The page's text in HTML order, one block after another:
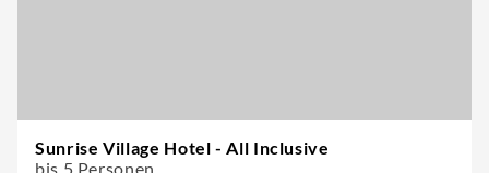
Sunrise Village Hotel - All Inclusive
bis 5 Personen